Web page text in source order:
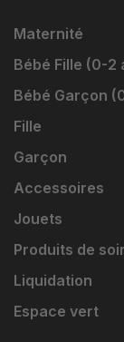
Maternité
Bébé Fille (0-2
Bébé Garçon
Fille
Garçon
Accessoires
Jouets
Produits de
Liquidation
Espace vert